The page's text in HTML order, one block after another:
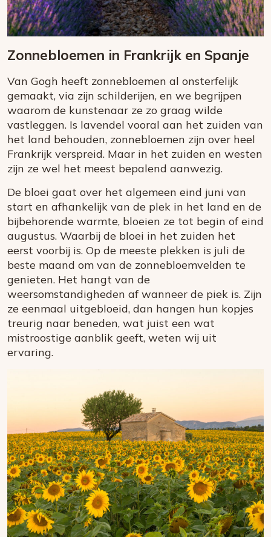
Zonnebloemen in Frankrijk en Spanje
Van Gogh heeft zonnebloemen al onsterfelijk
gemaakt, via zijn schilderijen, en we begrijpen
waarom de kunstenaar ze zo graag wilde
vastleggen. Is lavendel vooral aan het zuiden van
het land behouden, zonnebloemen zijn over heel
Frankrijk verspreid. Maar in het zuiden en westen
zijn ze wel het meest bepalend aanwezig.
De bloei gaat over het algemeen eind juni van
start en afhankelijk van de plek in het land en de
bijbehorende warmte, bloeien ze tot begin of eind
augustus. Waarbij de bloei in het zuiden het
eerst voorbij is. Op de meeste plekken is juli de
beste maand om van de zonnebloemvelden te
genieten. Het hangt van de
weersomstandigheden af wanneer de piek is. Zijn
ze eenmaal uitgebloeid, dan hangen hun kopjes
treurig naar beneden, wat juist een wat
mistroostige aanblik geeft, weten wij uit
ervaring.